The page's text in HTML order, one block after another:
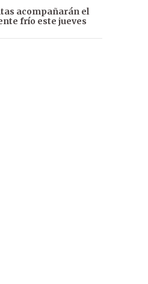
acompañarán el
frío este jueves